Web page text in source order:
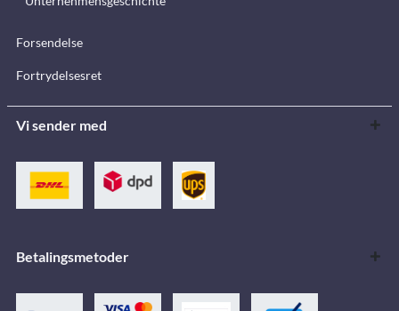
Forsendelse
Fortrydelsesret
Vi sender med
Betalingsmetoder